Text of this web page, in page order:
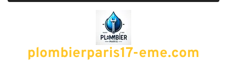
plombierparis17-eme.com